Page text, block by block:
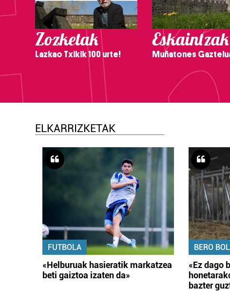
Zozketak
Lazkao Txikik 100 urte!
Eskaintzak
Muñatones
ELKARRIZKETAK
FUTBOLA
«Helburuak hasieratik markatzea
beti gaiztoa izaten da»
BERO
«Ez dago
bazter